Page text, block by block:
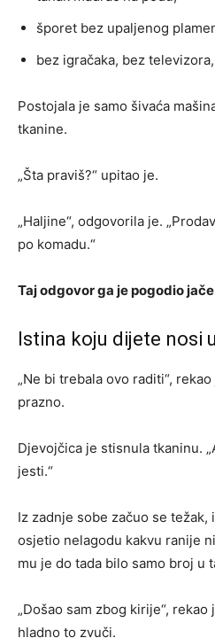
šporet bez upaljenog
bez igračaka, bez
Postojala je samo šivaća
tkanine.
„Šta praviš?“ upitao je.
„Haljine“, odgovorila je.
po komadu.“
Taj odgovor ga je pogodio
Istina koju dijete nosi
„Ne bi trebala ovo raditi“,
prazno.
Djevojčica je stisnula tkaninu.
jesti.“
Iz zadnje sobe začuo se
osjetio nelagodu kakvu ranije
mu je do tada bilo samo broj u
„Došao sam zbog kirije“,
hladno to zvuči.